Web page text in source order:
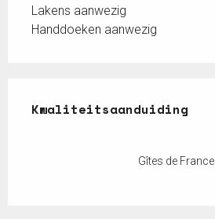
Lakens aanwezig
Handdoeken aanwezig
Kwaliteitsaanduiding
Kwaliteitsaanduiding
Gîtes de France